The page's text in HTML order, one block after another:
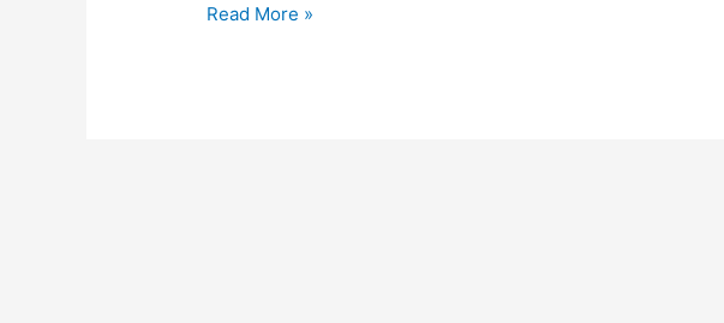
Autodesk
Read More »